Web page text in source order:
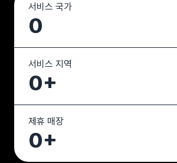
서비스 국가
0
서비스 지역
0+
제휴 매장
0+